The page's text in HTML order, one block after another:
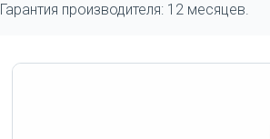
Гарантия производителя: 12 месяцев.